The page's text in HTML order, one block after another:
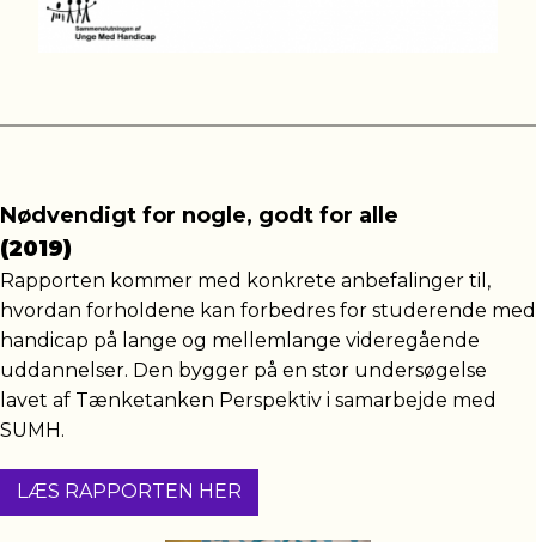
Nødvendigt for nogle, godt for alle
(2019)
Rapporten kommer med konkrete anbefalinger til,
hvordan forholdene kan forbedres for studerende med
handicap på lange og mellemlange videregående
uddannelser. Den bygger på en stor undersøgelse
lavet af Tænketanken Perspektiv i samarbejde med
SUMH.
LÆS RAPPORTEN HER